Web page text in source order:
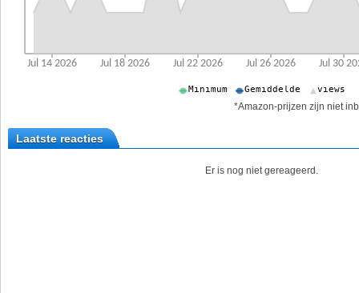
*Amazon-prijzen zijn niet
Laatste reacties
Er is nog niet gereageerd.